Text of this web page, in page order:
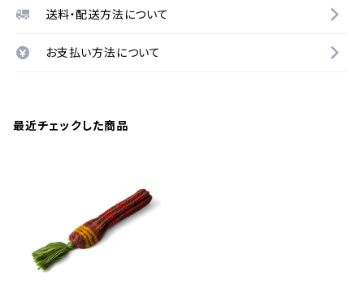
送料・配送方法について
お支払い方法について
最近チェックした商品